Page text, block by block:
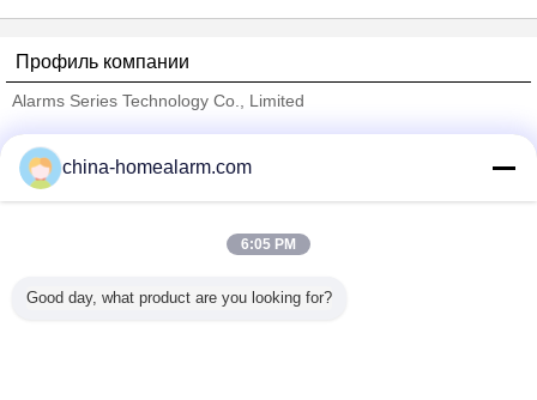
испускает лучи лучи
Профиль компании
Alarms Series Technology Co., Limited
Trust Seal
Verified Suplier
Все продукты
china-homealarm.com
6:05 PM
Good day, what product are you looking for?